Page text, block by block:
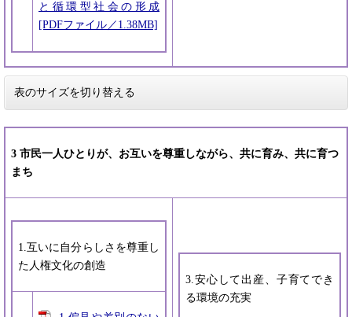
と循環型社会の形成
[PDFファイル／1.38MB]
表のサイズを切り替える
3 市民一人ひとりが、お互いを尊重しながら、共に育み、共に育つ
まち
1.互いに自分らしさを尊重し
た人権文化の創造
3.安心して出産、子育てでき
る環境の充実